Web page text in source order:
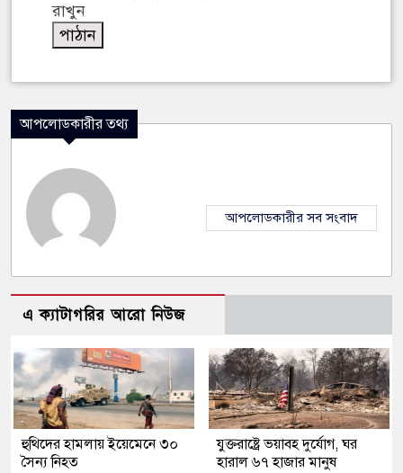
রাখুন
আপলোডকারীর তথ্য
আপলোডকারীর সব সংবাদ
এ ক্যাটাগরির আরো নিউজ
হুথিদের হামলায় ইয়েমেনে ৩০
সৈন্য নিহত
যুক্তরাষ্ট্রে ভয়াবহ দুর্যোগ, ঘর
হারাল ৬৭ হাজার মানুষ